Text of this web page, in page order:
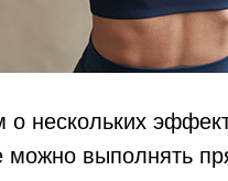
о нескольких
можно выполнять